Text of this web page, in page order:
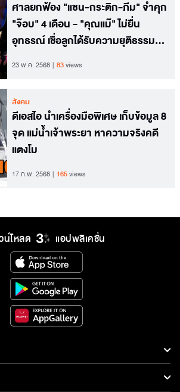
ศาลยกฟ้อง "แซน-กระติก-ภีม" จำคุก
"จ๊อบ" 4 เดือน - "คุณแม๊" ไม่ยื่น
อุทธรณ์ เชื่อลูกได้รับความยุติธรรม
23 พ.ค. 2568 83views
สังคม
ดีเอสไอ นำเครื่องมือพิเศษ เก็บข้อมูล 8
จุด แม่น้ำเจ้าพระยา หาความจริงคดี
แตงโม
17 ก.พ. 2568 165views
น์โหลด แอปพลิเคชั่น